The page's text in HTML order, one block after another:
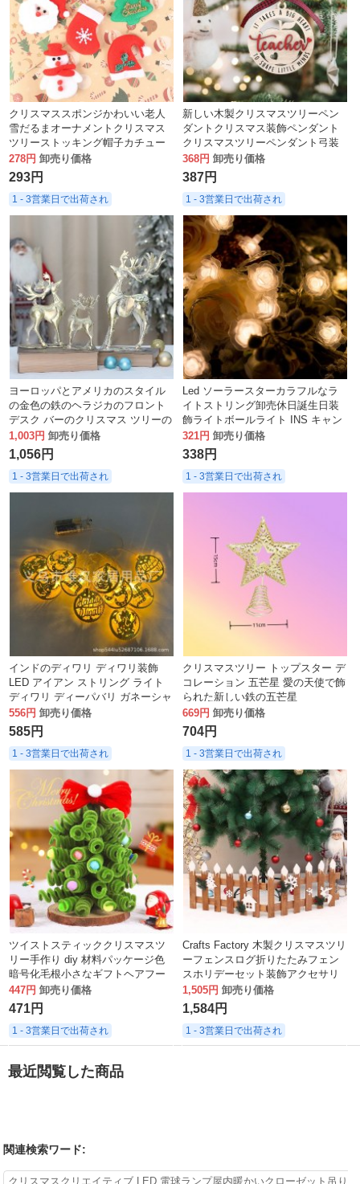
クリスマススポンジかわいい老人
雪だるまオーナメントクリスマス
ツリーストッキング帽子カチュー
シャヘッドバンドアクセサリー
278円 卸売り価格
293円
1 - 3営業日で出荷され
新しい木製クリスマスツリーペン
ダントクリスマス装飾ペンダント
クリスマスツリーペンダント弓装
飾中空吊り下げ
368円 卸売り価格
387円
1 - 3営業日で出荷され
ヨーロッパとアメリカのスタイル
の金色の鉄のヘラジカのフロント
デスク バーのクリスマス ツリーの
下のクリスマスの装飾
1,003円 卸売り価格
1,056円
1 - 3営業日で出荷され
Led ソーラースターカラフルなラ
イトストリング卸売休日誕生日装
飾ライトボールライト INS キャン
プ雰囲気ライト
321円 卸売り価格
338円
1 - 3営業日で出荷され
インドのディワリ ディワリ装飾
LED アイアン ストリング ライト
ディワリ ディーパバリ ガネーシャ
OM 卍雰囲気
556円 卸売り価格
585円
1 - 3営業日で出荷され
クリスマスツリー トップスター デ
コレーション 五芒星 愛の天使で飾
られた新しい鉄の五芒星
669円 卸売り価格
704円
1 - 3営業日で出荷され
ツイストスティッククリスマスツ
リー手作り diy 材料パッケージ色
暗号化毛根小さなギフトヘアフー
プ装飾品装飾おもちゃ
447円 卸売り価格
471円
1 - 3営業日で出荷され
Crafts Factory 木製クリスマスツリ
ーフェンスログ折りたたみフェン
スホリデーセット装飾アクセサリ
ー
1,505円 卸売り価格
1,584円
1 - 3営業日で出荷され
最近閲覧した商品
関連検索ワード:
クリスマスクリエイティブ LED 電球ランプ屋内暖かいクローゼット吊り